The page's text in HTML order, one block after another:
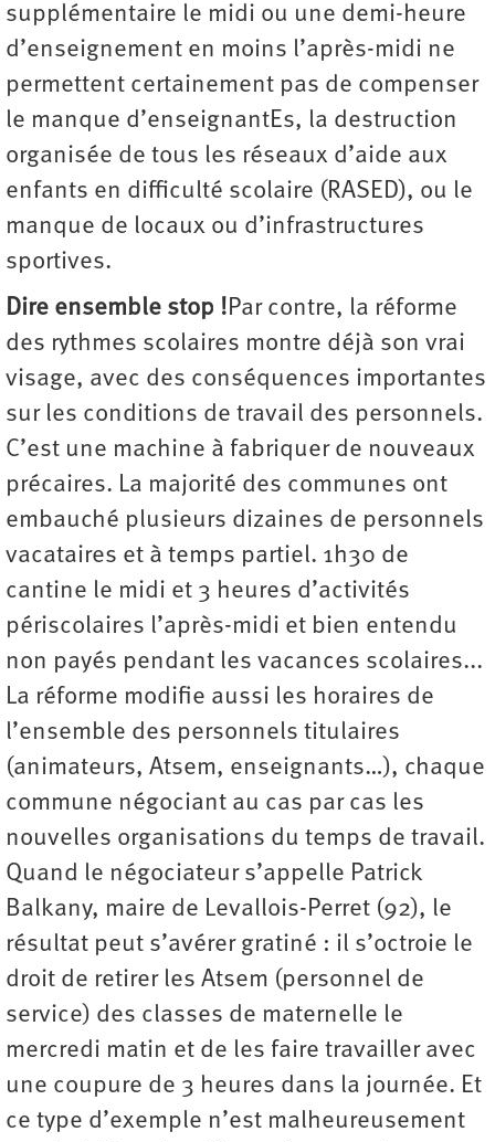
supplémentaire le midi ou une demi-heure
d’enseignement en moins l’après-midi ne
permettent certainement pas de compenser
le manque d’enseignantEs, la destruction
organisée de tous les réseaux d’aide aux
enfants en difficulté scolaire (RASED), ou le
manque de locaux ou d’infrastructures
sportives.
Dire ensemble stop !Par contre, la réforme
des rythmes scolaires montre déjà son vrai
visage, avec des conséquences importantes
sur les conditions de travail des personnels.
C’est une machine à fabriquer de nouveaux
précaires. La majorité des communes ont
embauché plusieurs dizaines de personnels
vacataires et à temps partiel. 1h30 de
cantine le midi et 3 heures d’activités
périscolaires l’après-midi et bien entendu
non payés pendant les vacances scolaires...
La réforme modifie aussi les horaires de
l’ensemble des personnels titulaires
(animateurs, Atsem, enseignants…), chaque
commune négociant au cas par cas les
nouvelles organisations du temps de travail.
Quand le négociateur s’appelle Patrick
Balkany, maire de Levallois-Perret (92), le
résultat peut s’avérer gratiné : il s’octroie le
droit de retirer les Atsem (personnel de
service) des classes de maternelle le
mercredi matin et de les faire travailler avec
une coupure de 3 heures dans la journée. Et
ce type d’exemple n’est malheureusement